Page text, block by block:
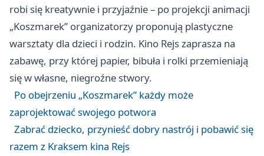
robi się kreatywnie i przyjaźnie – po projekcji animacji
„Koszmarek” organizatorzy proponują plastyczne
warsztaty dla dzieci i rodzin. Kino Rejs zaprasza na
zabawę, przy której papier, bibuła i rolki przemieniają
się w własne, niegroźne stwory.
Po obejrzeniu „Koszmarek” każdy może
zaprojektować swojego potwora
Zabrać dziecko, przynieść dobry nastrój i pobawić się
razem z Kraksem kina Rejs